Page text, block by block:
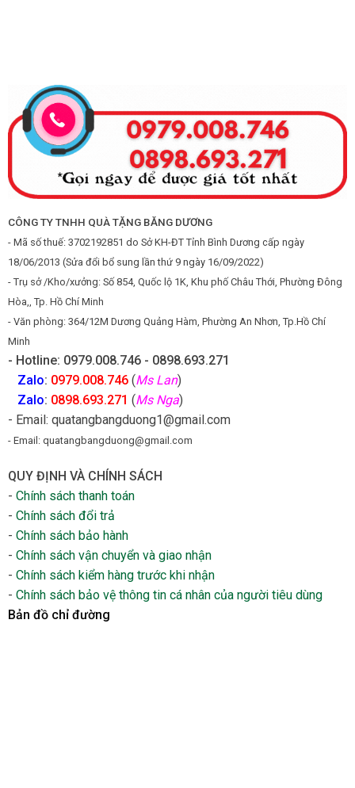
CÔNG TY TNHH QUÀ TẶNG BĂNG DƯƠNG
- Mã số thuế: 3702192851 do Sở KH-ĐT Tỉnh Bình Dương cấp ngày
18/06/2013 (Sửa đổi bổ sung lần thứ 9 ngày 16/09/2022)
- Trụ sở /Kho/xưởng: Số 854, Quốc lộ 1K, Khu phố Châu Thới, Phường Đông
Hòa,, Tp. Hồ Chí Minh
- Văn phòng: 364/12M Dương Quảng Hàm, Phường An Nhơn, Tp.Hồ Chí
Minh
- Hotline: 0979.008.746 - 0898.693.271
Zalo: 0979.008.746 (Ms Lan)
Zalo: 0898.693.271 (Ms Nga)
- Email: quatangbangduong1@gmail.com
- Email: quatangbangduong@gmail.com
QUY ĐỊNH VÀ CHÍNH SÁCH
- Chính sách thanh toán
- Chính sách đổi trả
- Chính sách bảo hành
- Chính sách vận chuyển và giao nhận
- Chính sách kiểm hàng trước khi nhận
- Chính sách bảo vệ thông tin cá nhân của người tiêu dùng
Bản đồ chỉ đường